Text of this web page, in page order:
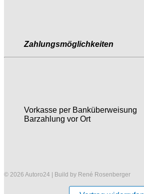
Zahlungsmöglichkeiten
Vorkasse per Banküberweisung
Barzahlung vor Ort
© 2026 Autoro24 | Build by René Rosenberger